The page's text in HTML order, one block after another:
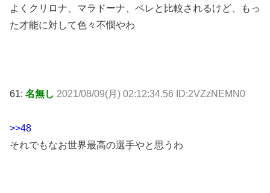
よくクリロナ、マラドーナ、ペレと比較されるけど、もっ
た才能に対して色々不憫やわ
61: 名無し 2021/08/09(月) 02:12:34.56 ID:2VZzNEMN0
>>48
それでもなお世界最高の選手やと思うわ